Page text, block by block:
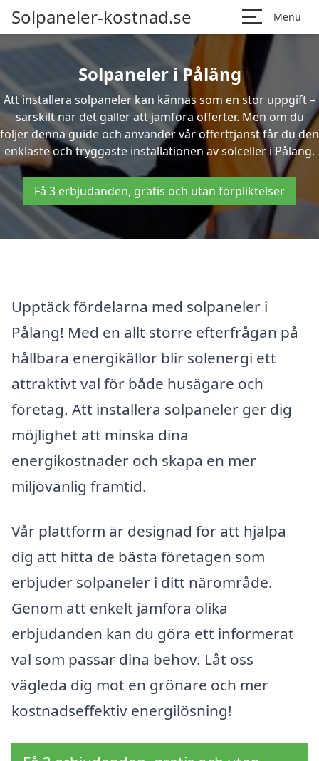
Solpaneler-kostnad.se Menu
Solpaneler i Påläng
Att installera solpaneler kan kännas som en stor uppgift –
särskilt när det gäller att jämföra offerter. Men om du
följer denna guide och använder vår offerttjänst får du den
enklaste och tryggaste installationen av solceller i Påläng.
Få 3 erbjudanden, gratis och utan förpliktelser
Upptäck fördelarna med solpaneler i
Påläng! Med en allt större efterfrågan på
hållbara energikällor blir solenergi ett
attraktivt val för både husägare och
företag. Att installera solpaneler ger dig
möjlighet att minska dina
energikostnader och skapa en mer
miljövänlig framtid.
Vår plattform är designad för att hjälpa
dig att hitta de bästa företagen som
erbjuder solpaneler i ditt närområde.
Genom att enkelt jämföra olika
erbjudanden kan du göra ett informerat
val som passar dina behov. Låt oss
vägleda dig mot en grönare och mer
kostnadseffektiv energilösning!